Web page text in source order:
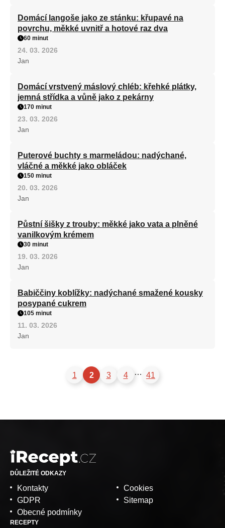
Domácí langoše jako ze stánku: křupavé na
povrchu, měkké uvnitř a hotové raz dva
60 minut
24. 03. 2026
Jan
Domácí vrstvený máslový chléb: křehké plátky,
jemná střídka a vůně jako z pekárny
170 minut
23. 03. 2026
Jan
Puterové buchty s marmeládou: nadýchané,
vláčné a měkké jako obláček
150 minut
20. 03. 2026
Jan
Půstní šišky z trouby: měkké jako vata a plněné
vanilkovým krémem
30 minut
19. 03. 2026
Jan
Babiččiny koblížky: nadýchané smažené kousky
posypané cukrem
105 minut
11. 03. 2026
Jan
1 2 3 4 … 41
DŮLEŽITÉ ODKAZY
Kontakty
GDPR
Obecné podmínky
Cookies
Sitemap
RECEPTY